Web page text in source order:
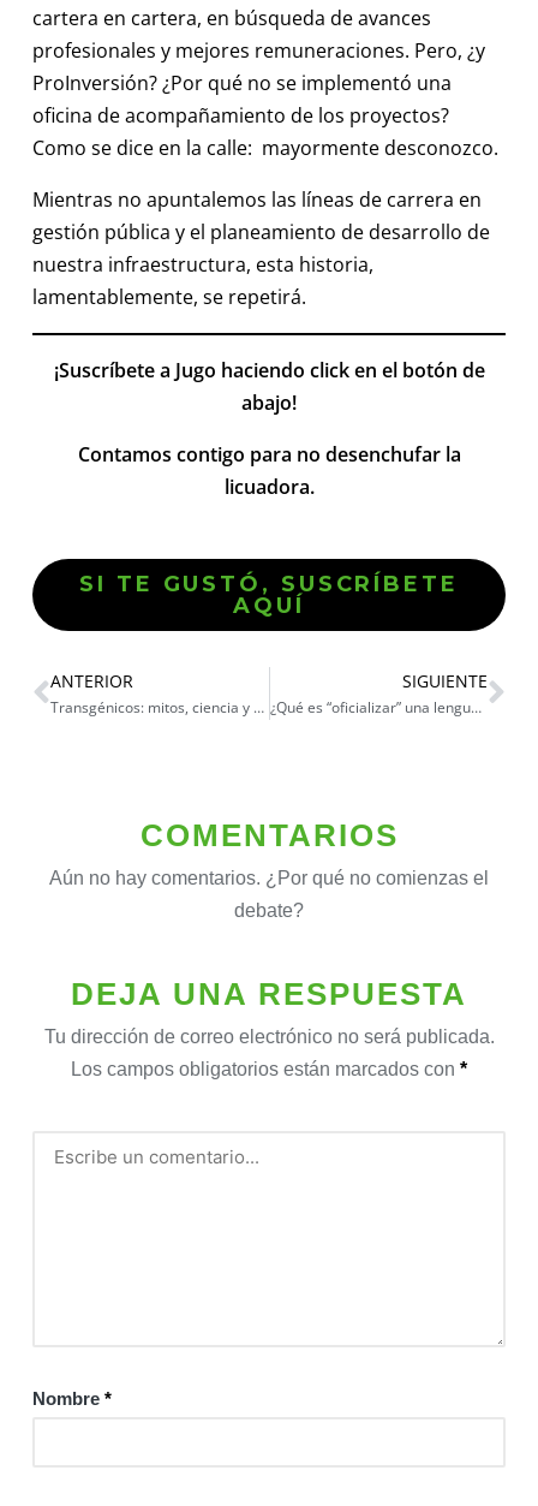
cartera en cartera, en búsqueda de avances
profesionales y mejores remuneraciones. Pero, ¿y
ProInversión? ¿Por qué no se implementó una
oficina de acompañamiento de los proyectos?
Como se dice en la calle: mayormente desconozco.
Mientras no apuntalemos las líneas de carrera en
gestión pública y el planeamiento de desarrollo de
nuestra infraestructura, esta historia,
lamentablemente, se repetirá.
¡Suscríbete a Jugo haciendo click en el botón de
abajo!
Contamos contigo para no desenchufar la
licuadora.
SI TE GUSTÓ, SUSCRÍBETE
AQUÍ
ANTERIOR
Transgénicos: mitos, ciencia y realidad
SIGUIENTE
¿Qué es “oficializar” una lengua?
COMENTARIOS
Aún no hay comentarios. ¿Por qué no comienzas el
debate?
DEJA UNA RESPUESTA
Tu dirección de correo electrónico no será publicada.
Los campos obligatorios están marcados con *
Nombre *